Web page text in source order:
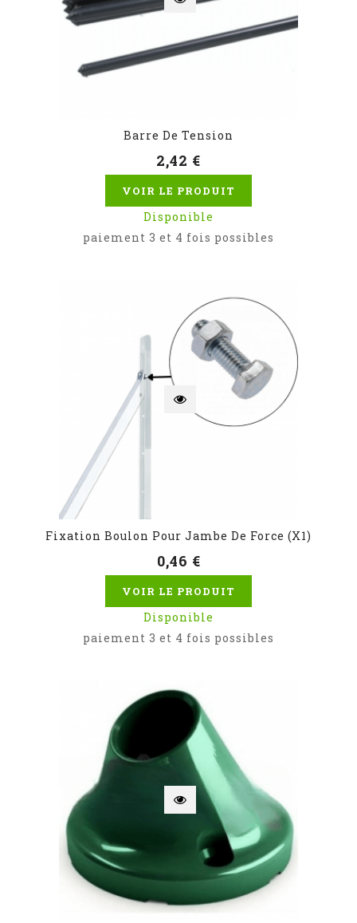
Barre De Tension
2,42 €
VOIR LE PRODUIT
Disponible
paiement 3 et 4 fois possibles
Fixation Boulon Pour Jambe De Force (x1)
0,46 €
VOIR LE PRODUIT
Disponible
paiement 3 et 4 fois possibles